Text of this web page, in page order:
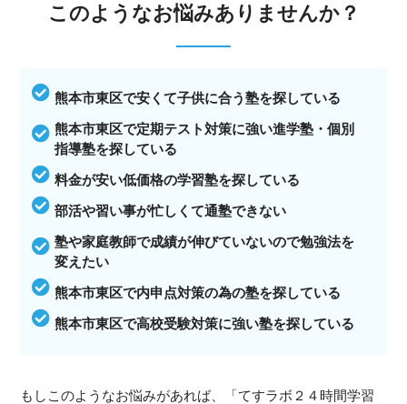
このようなお悩みありませんか？
熊本市東区で安くて子供に合う塾を探している
熊本市東区で定期テスト対策に強い進学塾・個別
指導塾を探している
料金が安い低価格の学習塾を探している
部活や習い事が忙しくて通塾できない
塾や家庭教師で成績が伸びていないので勉強法を
変えたい
熊本市東区で内申点対策の為の塾を探している
熊本市東区で高校受験対策に強い塾を探している
もしこのようなお悩みがあれば、「てすラボ２４時間学習